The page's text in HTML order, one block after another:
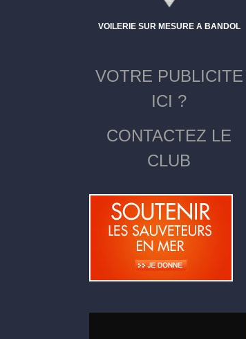
VOILERIE SUR MESURE A BANDOL
VOTRE PUBLICITE
ICI ?
CONTACTEZ LE
CLUB